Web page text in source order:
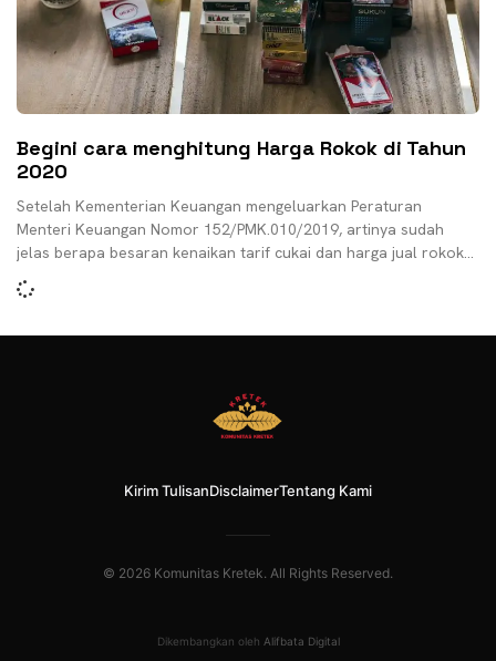
Begini cara menghitung Harga Rokok di Tahun
2020
Setelah Kementerian Keuangan mengeluarkan Peraturan
Menteri Keuangan Nomor 152/PMK.010/2019, artinya sudah
jelas berapa besaran kenaikan tarif cukai dan harga jual rokok
untuk tahun 2020. Wacana
Kirim TulisanDisclaimerTentang Kami
© 2026 Komunitas Kretek. All Rights Reserved.
Dikembangkan oleh Alifbata Digital